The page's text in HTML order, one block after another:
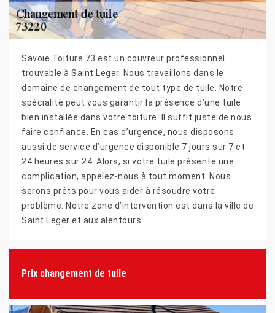
Savoie Toiture 73 est un couvreur professionnel
trouvable à Saint Leger. Nous travaillons dans le
domaine de changement de tout type de tuile. Notre
spécialité peut vous garantir la présence d’une tuile
bien installée dans votre toiture. Il suffit juste de nous
faire confiance. En cas d’urgence, nous disposons
aussi de service d’urgence disponible 7 jours sur 7 et
24 heures sur 24. Alors, si votre tuile présente une
complication, appelez-nous à tout moment. Nous
serons prêts pour vous aider à résoudre votre
problème. Notre zone d’intervention est dans la ville de
Saint Leger et aux alentours.
Prix changement de tuile